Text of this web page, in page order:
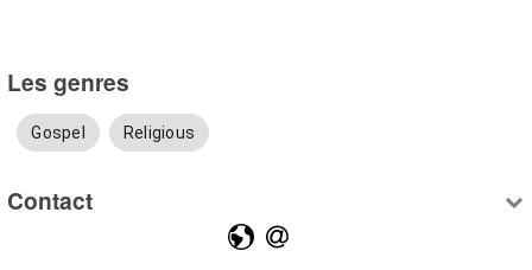
Les genres
Gospel Religious
Contact